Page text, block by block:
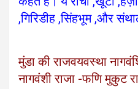
,गिरिडीह ,सिंहभूम ,और
मुंडा की राजवयवस्था
नागवंशी राजा -फणि मुकुट